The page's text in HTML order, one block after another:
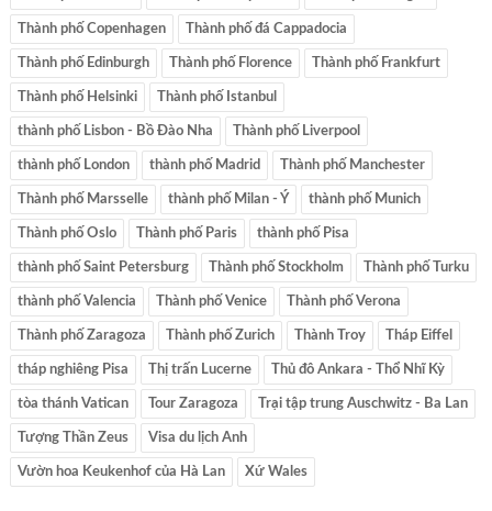
Thành phố Copenhagen Thành phố đá Cappadocia
Thành phố Edinburgh Thành phố Florence Thành phố Frankfurt
Thành phố Helsinki Thành phố Istanbul
thành phố Lisbon - Bồ Đào Nha Thành phố Liverpool
thành phố London thành phố Madrid Thành phố Manchester
Thành phố Marsselle thành phố Milan - Ý thành phố Munich
Thành phố Oslo Thành phố Paris thành phố Pisa
thành phố Saint Petersburg Thành phố Stockholm Thành phố Turku
thành phố Valencia Thành phố Venice Thành phố Verona
Thành phố Zaragoza Thành phố Zurich Thành Troy Tháp Eiffel
tháp nghiêng Pisa Thị trấn Lucerne Thủ đô Ankara - Thổ Nhĩ Kỳ
tòa thánh Vatican Tour Zaragoza Trại tập trung Auschwitz - Ba Lan
Tượng Thần Zeus Visa du lịch Anh
Vườn hoa Keukenhof của Hà Lan Xứ Wales